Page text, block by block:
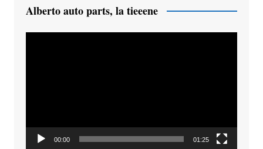
Alberto auto parts, la tieeene
00:00 01:25